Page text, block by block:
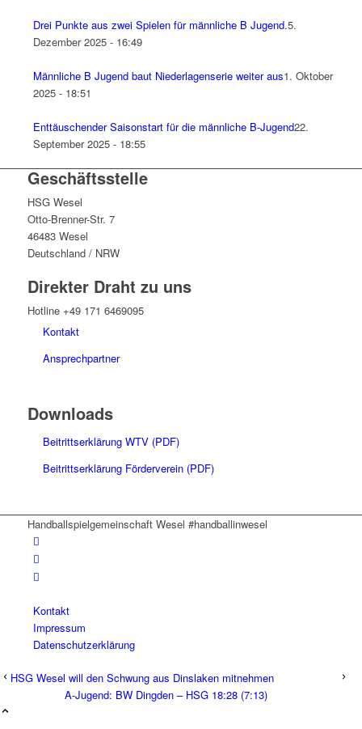
Drei Punkte aus zwei Spielen für männliche B Jugend.5.
Dezember 2025 - 16:49
Männliche B Jugend baut Niederlagenserie weiter aus1. Oktober
2025 - 18:51
Enttäuschender Saisonstart für die männliche B-Jugend22.
September 2025 - 18:55
Geschäftsstelle
HSG Wesel
Otto-Brenner-Str. 7
46483 Wesel
Deutschland / NRW
Direkter Draht zu uns
Hotline +49 171 6469095
Kontakt
Ansprechpartner
Downloads
Beitrittserklärung WTV (PDF)
Beitrittserklärung Förderverein (PDF)
Handballspielgemeinschaft Wesel #handballinwesel
Kontakt
Impressum
Datenschutzerklärung
HSG Wesel will den Schwung aus Dinslaken mitnehmen
A-Jugend: BW Dingden – HSG 18:28 (7:13)